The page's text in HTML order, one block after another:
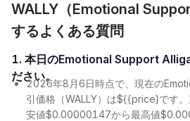
WALLY（Emotional
するよくある質問
1. 本日のEmotional Support Alligator価格を教えてく
ださい。
2026年8月6日時点で、現在の
引価格（WALLY）は${{price}です
安値$0.00000147から最高値